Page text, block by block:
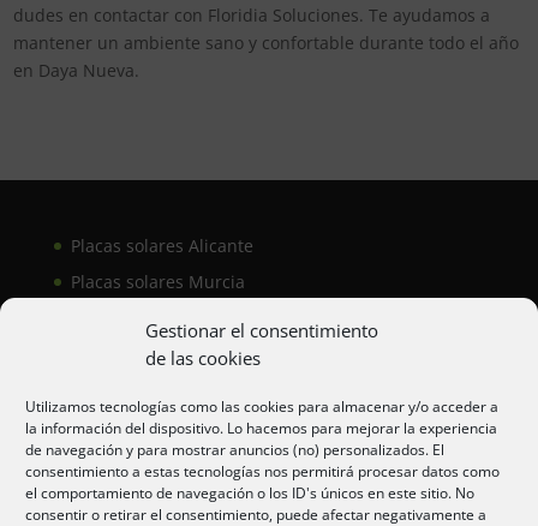
Gestionar el consentimiento
de las cookies
Utilizamos tecnologías como las cookies para almacenar y/o acceder a
la información del dispositivo. Lo hacemos para mejorar la experiencia
de navegación y para mostrar anuncios (no) personalizados. El
consentimiento a estas tecnologías nos permitirá procesar datos como
el comportamiento de navegación o los ID's únicos en este sitio. No
consentir o retirar el consentimiento, puede afectar negativamente a
dudes en contactar con Floridia Soluciones. Te ayudamos a
mantener un ambiente sano y confortable durante todo el año
en Daya Nueva.
Placas solares Alicante
Placas solares Murcia
Aire acondicionado Alicante
Aire acondicionador Murcia
Aire acondicionado San Juan